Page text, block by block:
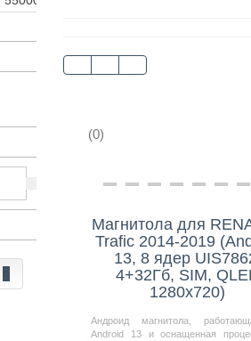
(0)
Нашли дешевле?
Магнитола для
Trafic 2014-2019
13, 8 ядер
4+32Гб, SIM,
1280x720)
Андроид магнитола,
Android 13 и оснащенная